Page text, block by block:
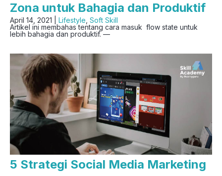
Zona untuk Bahagia dan Produktif
April 14, 2021 | Lifestyle Soft Skill
Artikel ini membahas tentang cara masuk flow state untuk
lebih bahagia dan produktif. —
5 Strategi Social Media Marketing